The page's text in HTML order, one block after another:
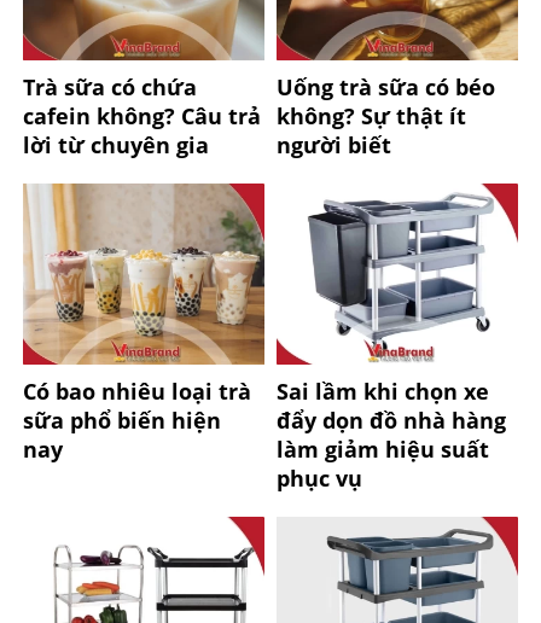
Trà sữa có chứa
cafein không? Câu trả
lời từ chuyên gia
Uống trà sữa có béo
không? Sự thật ít
người biết
Có bao nhiêu loại trà
sữa phổ biến hiện
nay
Sai lầm khi chọn xe
đẩy dọn đồ nhà hàng
làm giảm hiệu suất
phục vụ